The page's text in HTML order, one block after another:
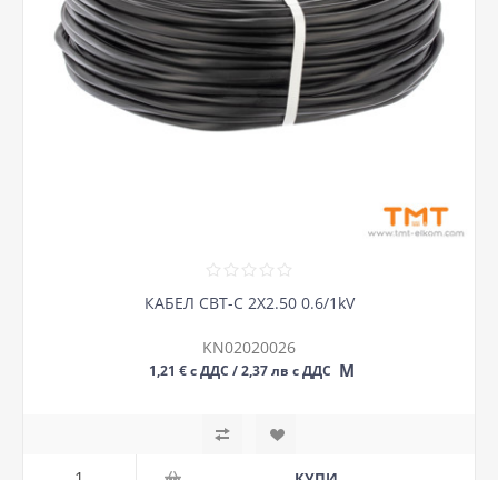
КАБЕЛ СВТ-С 2Х2.50 0.6/1kV
KN02020026
1,21 € с ДДС / 2,37 лв с ДДС М